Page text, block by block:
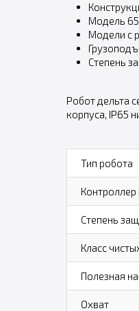
Модель
Модели с
Степень
Робот дельта
корпуса, IP65
Тип робота
Контроллер
Степень
Класс
Полезная
Охват